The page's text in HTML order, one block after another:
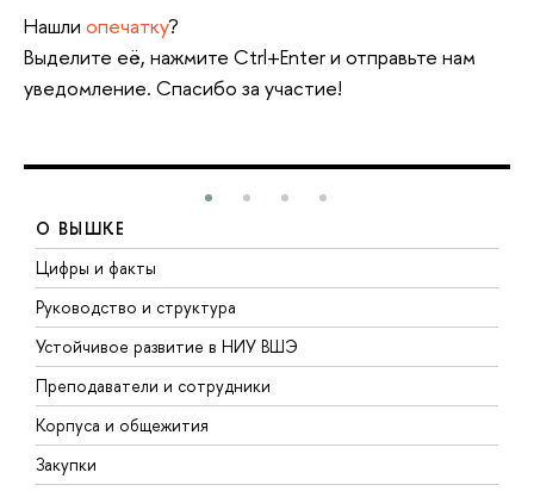
Нашли опечатку?
Выделите её, нажмите Ctrl+Enter и отправьте нам
уведомление. Спасибо за участие!
О ВЫШКЕ
Цифры и факты
Руководство и структура
Устойчивое развитие в НИУ ВШЭ
Преподаватели и сотрудники
Корпуса и общежития
Закупки